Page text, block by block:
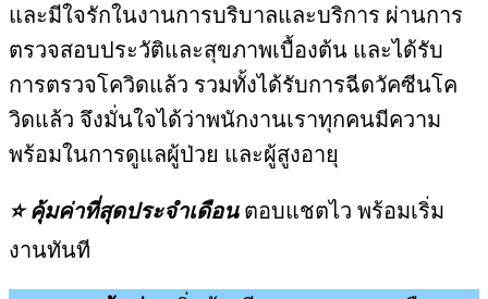
และมีใจรักในงานการบริบาลและบริการ ผ่านการ
ตรวจสอบประวัติและสุขภาพเบื้องต้น และได้รับ
การตรวจโควิดแล้ว รวมทั้งได้รับการฉีดวัคซีนโค
วิดแล้ว จึงมั่นใจได้ว่าพนักงานเราทุกคนมีความ
พร้อมในการดูแลผู้ป่วย และผู้สูงอายุ
⭐ คุ้มค่าที่สุดประจำเดือนตอบแชตไว พร้อมเริ่ม
งานทันที